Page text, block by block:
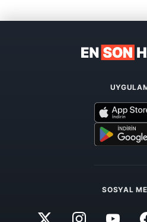
SOSYAL